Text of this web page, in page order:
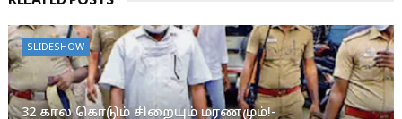
SLIDESHOW
32 கால கொடும் சிறையும் மரணமும்!-